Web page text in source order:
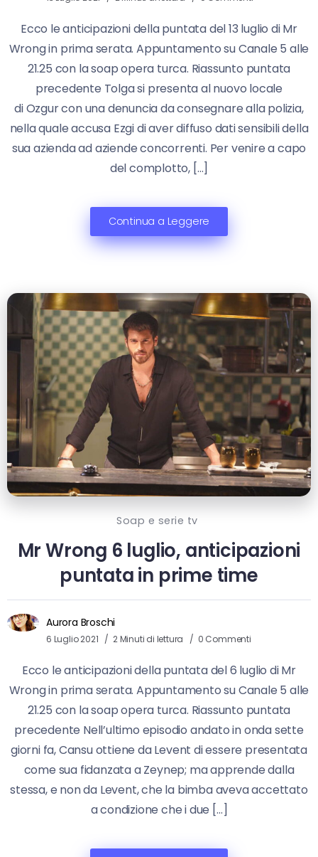
Ecco le anticipazioni della puntata del 13 luglio di Mr
Wrong in prima serata. Appuntamento su Canale 5 alle
21.25 con la soap opera turca. Riassunto puntata
precedente Tolga si presenta al nuovo locale
di Ozgur con una denuncia da consegnare alla polizia,
nella quale accusa Ezgi di aver diffuso dati sensibili della
sua azienda ad aziende concorrenti. Per venire a capo
del complotto, […]
Continua a Leggere
Soap e serie tv
Mr Wrong 6 luglio, anticipazioni
puntata in prime time
Aurora Broschi
6 Luglio 2021 2 Minuti di lettura 0 Commenti
Ecco le anticipazioni della puntata del 6 luglio di Mr
Wrong in prima serata. Appuntamento su Canale 5 alle
21.25 con la soap opera turca. Riassunto puntata
precedente Nell’ultimo episodio andato in onda sette
giorni fa, Cansu ottiene da Levent di essere presentata
come sua fidanzata a Zeynep; ma apprende dalla
stessa, e non da Levent, che la bimba aveva accettato
a condizione che i due […]